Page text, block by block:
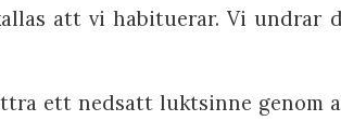
att vi habituerar. Vi undrar
ett nedsatt luktsinne genom